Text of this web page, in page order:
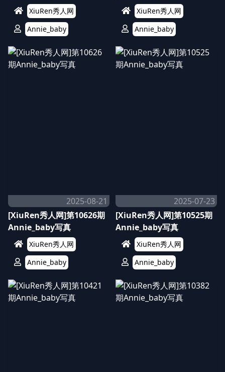
XiuRen秀人网
Annie_baby
XiuRen秀人网
Annie_baby
2025-08-21
[XiuRen秀人网]第10626期
Annie_baby写真
XiuRen秀人网
Annie_baby
2025-07-23
[XiuRen秀人网]第10525期
Annie_baby写真
XiuRen秀人网
Annie_baby